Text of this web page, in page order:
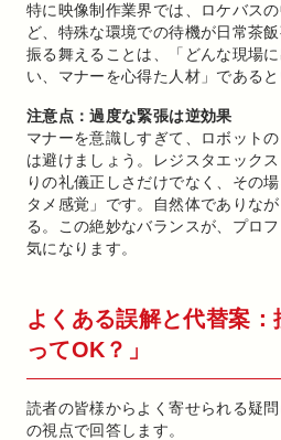
特に映像制作業界では、ロケバス
ど、特殊な環境での待機が日常茶
振る舞えることは、「どんな現場
い、マナーを心得た人材」である
注意点：過度な緊張は逆効果
マナーを意識しすぎて、ロボット
は避けましょう。レジスタエック
りの礼儀正しさだけでなく、その
タメ感覚」です。自然体でありな
る。この絶妙なバランスが、プロ
気になります。
よくある誤解と代替案
ってOK？」
読者の皆様からよく寄せられる疑
の視点で回答します。